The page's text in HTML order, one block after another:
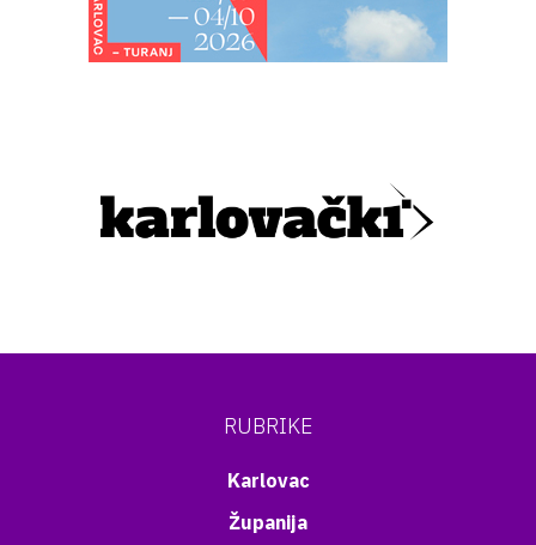
RUBRIKE
Karlovac
Županija